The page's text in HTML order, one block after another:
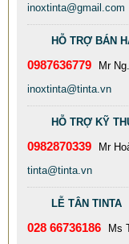
inoxtinta@gmail.com
HỖ TRỢ BÁN
0987636779
Mr
inoxtinta@tinta.vn
HỖ TRỢ KỸ
0982870339
Mr
tinta@tinta.vn
LỄ TÂN TINTA
028 66736186
Ms